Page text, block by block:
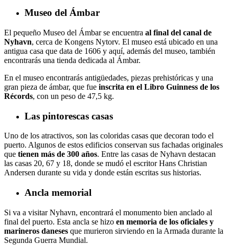
Museo del Ámbar
El pequeño Museo del Ámbar se encuentra al final del canal de
Nyhavn, cerca de Kongens Nytorv. El museo está ubicado en una
antigua casa que data de 1606 y aquí, además del museo, también
encontrarás una tienda dedicada al Ámbar.
En el museo encontrarás antigüedades, piezas prehistóricas y una
gran pieza de ámbar, que fue inscrita en el Libro Guinness de los
Récords, con un peso de 47,5 kg.
Las pintorescas casas
Uno de los atractivos, son las coloridas casas que decoran todo el
puerto. Algunos de estos edificios conservan sus fachadas originales
que tienen más de 300 años. Entre las casas de Nyhavn destacan
las casas 20, 67 y 18, donde se mudó el escritor Hans Christian
Andersen durante su vida y donde están escritas sus historias.
Ancla memorial
Si va a visitar Nyhavn, encontrará el monumento bien anclado al
final del puerto. Esta ancla se hizo en memoria de los oficiales y
marineros daneses que murieron sirviendo en la Armada durante la
Segunda Guerra Mundial.